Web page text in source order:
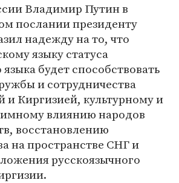
Владимир Путин в
послании президенту
надежду на то, что
языку статуса
будет способствовать
и сотрудничества
и Киргизией, культурному и
влиянию народов
восстановлению
на пространстве СНГ и
русскоязычного